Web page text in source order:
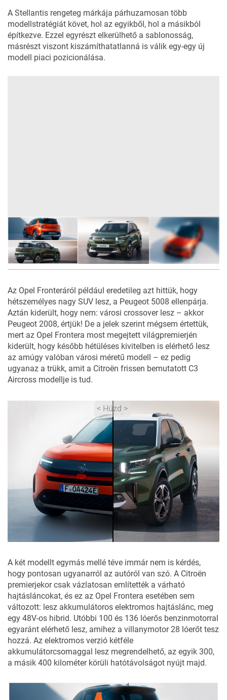
A Stellantis rengeteg márkája párhuzamosan több
modellstratégiát követ, hol az egyikből, hol a másikból
építkezve. Ezzel egyrészt elkerülhető a sablonosság,
másrészt viszont kiszámíthatatlanná is válik egy-egy új
modell piaci pozicionálása.
Az Opel Fronteráról például eredetileg azt hittük, hogy
hétszemélyes nagy SUV lesz, a Peugeot 5008 ellenpárja.
Aztán kiderült, hogy nem: városi crossoverlesz – akkor
Peugeot 2008, értjük! De a jelek szerint mégsem értettük,
mert az Opel Frontera most megejtett világpremierjén
kiderült, hogy később hétüléses kivitelben is elérhető lesz
az amúgy valóban városi méretű modell – ez pedig
ugyanaz a trükk, amit a Citroën frissen bemutatott C3
Aircross modellje is tud.
< Húzd >
A két modellt egymás mellé téve immár nem is kérdés,
hogy pontosan ugyanarról az autóról van szó. A Citroën
premierjekor csak vázlatosan említették a várható
hajtásláncokat, és ez az Opel Frontera esetében sem
változott: lesz akkumulátoros elektromos hajtáslánc, meg
egy 48V-os hibrid. Utóbbi 100 és 136 lóerős benzinmotorral
egyaránt elérhető lesz, amihez a villanymotor 28 lóerőt tesz
hozzá. Az elektromos verzió kétféle
akkumulátorcsomaggal lesz megrendelhető, az egyik 300,
a másik 400 kilométer körüli hatótávolságot nyújt majd.